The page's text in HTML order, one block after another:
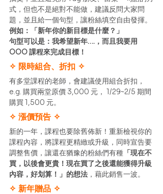
式，但也不是絕對不能做，建議反問大家問
題，並且給一個句型，讓粉絲填空自由發揮。
例如：「新年你的新目標是什麼？」
句型可以是：我希望新年….，而且我要用
OOO 課程來完成目標！
✧ 限時組合、折扣 ✧
有多堂課程的老師，會建議使用組合折扣，
e.g. 購買兩堂原價 3,000 元， 1/29~2/5 期間
購買 1,500 元。
✧ 漲價預告 ✧
新的一年，課程也要除舊佈新！重新檢視你的
課程內容，將課程更精緻或升級，同時宣告要
調整售價，讓還在猶豫的粉絲們有種 「現在不
買，以後會更貴！現在買了之後還能獲得升級
內容，好划算！」的想法 ，藉此銷售一波。
✧ 新年贈品 ✧